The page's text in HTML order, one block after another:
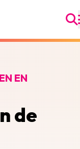
de
EN